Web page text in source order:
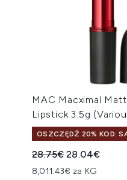
MAC Macximal
Lipstick 3.5g
OSZCZĘDŹ 20% KOD:
Sugerowana cena
28.75€Aktualna
28.04€
8,011.43€ za KG